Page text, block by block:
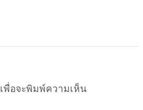
เพื่อจะพิมพ์ความเห็น